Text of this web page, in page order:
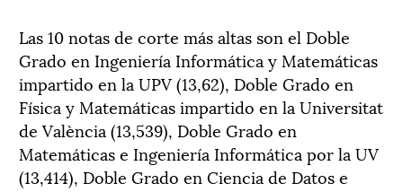
Las 10 notas de corte más altas son el Doble
Grado en Ingeniería Informática y Matemáticas
impartido en la UPV (13,62), Doble Grado en
Física y Matemáticas impartido en la Universitat
de València (13,539), Doble Grado en
Matemáticas e Ingeniería Informática por la UV
(13,414), Doble Grado en Ciencia de Datos e